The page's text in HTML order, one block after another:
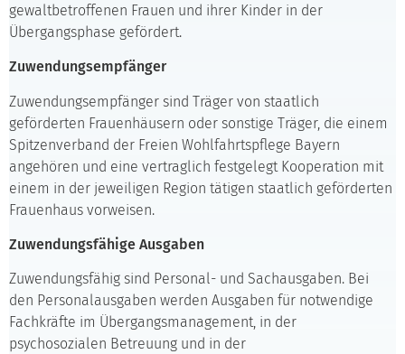
gewaltbetroffenen Frauen und ihrer Kinder in der
Übergangsphase gefördert.
Zuwendungsempfänger
Zuwendungsempfänger sind Träger von staatlich
geförderten Frauenhäusern oder sonstige Träger, die einem
Spitzenverband der Freien Wohlfahrtspflege Bayern
angehören und eine vertraglich festgelegt Kooperation mit
einem in der jeweiligen Region tätigen staatlich geförderten
Frauenhaus vorweisen.
Zuwendungsfähige Ausgaben
Zuwendungsfähig sind Personal- und Sachausgaben. Bei
den Personalausgaben werden Ausgaben für notwendige
Fachkräfte im Übergangsmanagement, in der
psychosozialen Betreuung und in der